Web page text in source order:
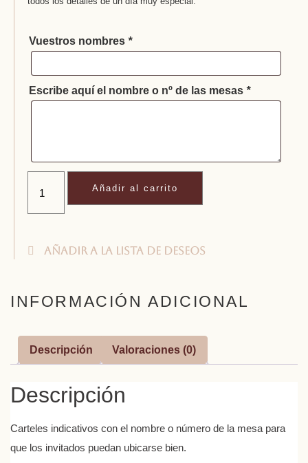
Vuestros nombres *
Escribe aquí el nombre o nº de las mesas *
Añadir al carrito
Añadir a la lista de deseos
INFORMACIÓN ADICIONAL
Descripción Valoraciones (0)
Descripción
Carteles indicativos con el nombre o número de la mesa para
que los invitados puedan ubicarse bien.